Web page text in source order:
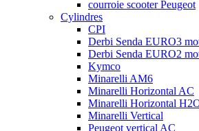
courroie scooter Peugeot
Cylindres
CPI
Derbi Senda EURO3
Derbi Senda EURO2
Kymco
Minarelli AM6
Minarelli Horizontal AC
Minarelli Horizontal
Minarelli Vertical
Peugeot vertical AC